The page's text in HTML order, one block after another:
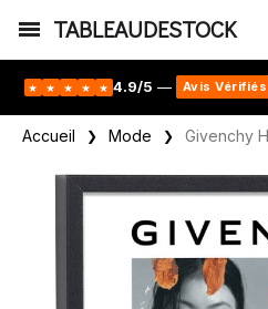
TABLEAUDESTOCK
★ ★ ★ ★ ★ 4.9/5 — Avis Vérifiés
Accueil Mode Givenchy